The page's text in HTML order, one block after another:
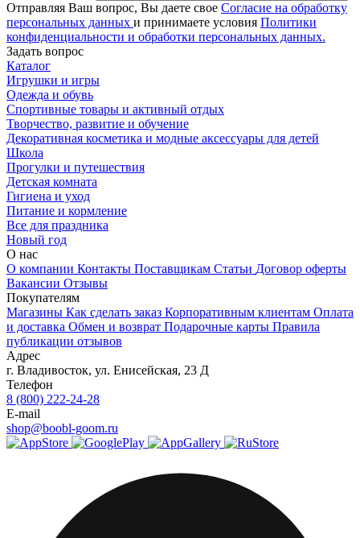
Отправляя Ваш вопрос, Вы даете свое Согласие на обработку
персональных данных и принимаете условия Политики
конфиденциальности и обработки персональных данных.
Задать вопрос
Каталог
Игрушки и игры
Одежда и обувь
Спортивные товары и активный отдых
Творчество, развитие и обучение
Декоративная косметика и модные аксессуары для детей
Школа
Прогулки и путешествия
Детская комната
Гигиена и уход
Питание и кормление
Все для праздника
Новый год
О нас
О компании Контакты Поставщикам Статьи Договор оферты
Вакансии Отзывы
Покупателям
Магазины Как сделать заказ Корпоративным клиентам Оплата
и доставка Обмен и возврат Подарочные карты Правила
публикации отзывов
Адрес
г. Владивосток, ул. Енисейская, 23 Д
Телефон
8 (800) 222-24-28
E-mail
shop@boobl-goom.ru